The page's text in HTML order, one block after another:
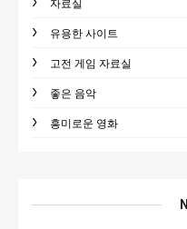
자료실
유용한 사이트
고전 게임 자료실
좋은 음악
흥미로운 영화